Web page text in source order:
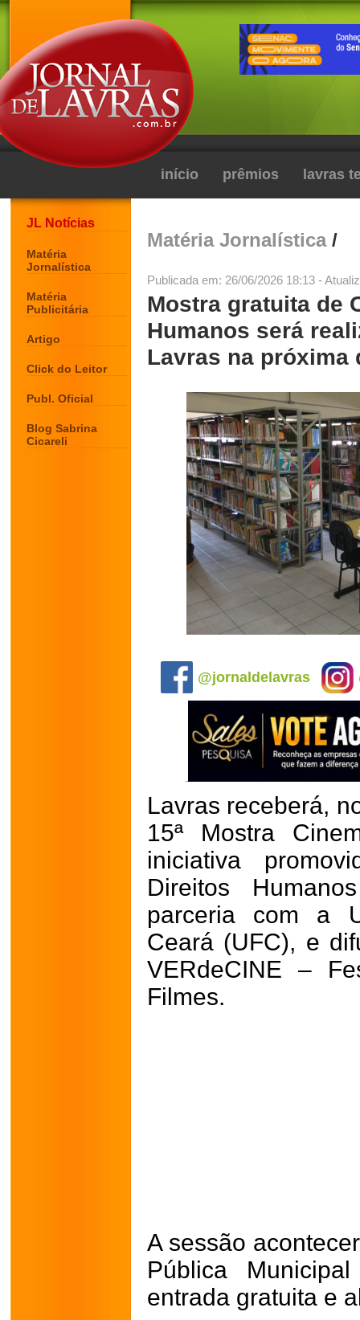
início prêmios lavras
JL Notícias
Matéria
Jornalística
Matéria
Publicitária
Artigo
Click do Leitor
Publ. Oficial
Blog Sabrina
Cicareli
Matéria Jornalística/
Publicada em: 26/06/2026 18:13 -
Mostra gratuita de
Humanos será
Lavras na próxima
@jornaldelavras
Lavras receberá,
15ª Mostra
iniciativa
Direitos
parceria com a
Ceará (UFC), e
VERdeCINE –
Filmes.
A sessão
Pública
entrada gratuita e